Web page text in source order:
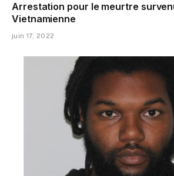
Arrestation pour le meurtre
Vietnamienne
juin 17, 2022